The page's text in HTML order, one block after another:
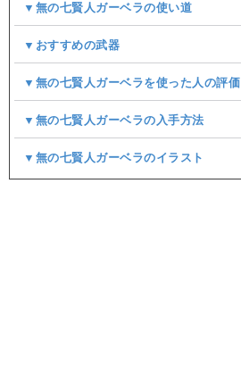
▼無の七賢人ガーベラの使い道
▼おすすめの武器
▼無の七賢人ガーベラを使った人の評価
▼無の七賢人ガーベラの入手方法
▼無の七賢人ガーベラのイラスト